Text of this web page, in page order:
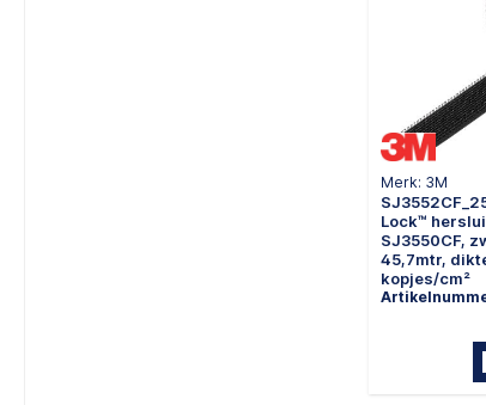
Merk: 3M
Lock™
SJ3550CF,
45,7mtr,
kopjes/cm²